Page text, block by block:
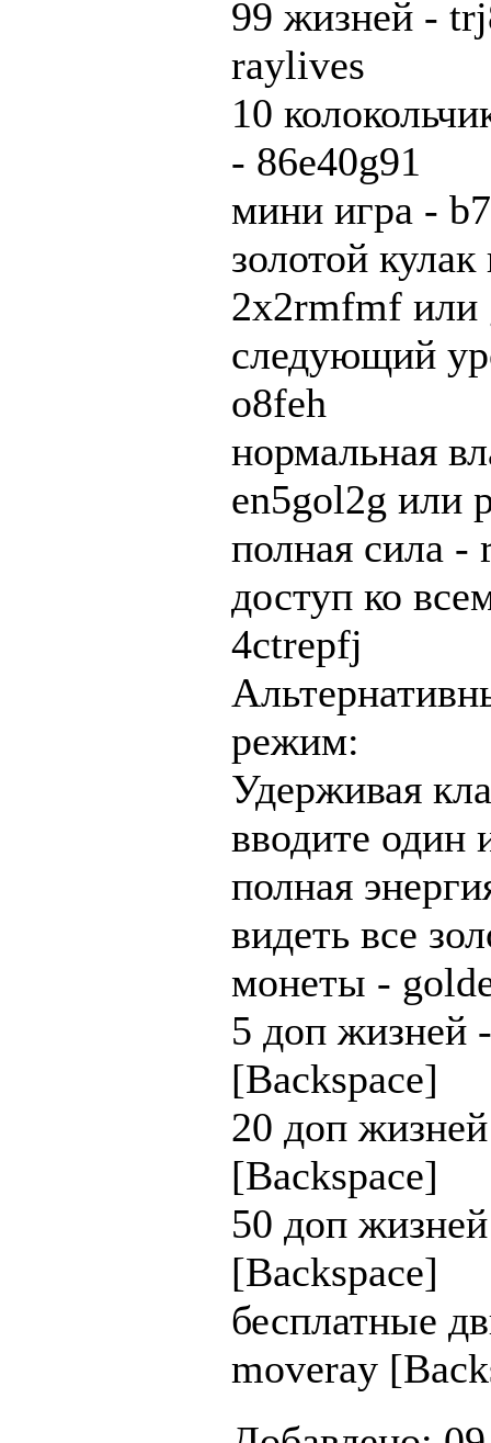
99 жизней -
raylives
10
- 86e40g91
мини игра -
золотой кулак
2x2rmfmf или
следующий
o8feh
нормальная
en5gol2g или
полная сила -
доступ ко
4ctrepfj
режим:
Удерживая
вводите один
полная
видеть все
монеты -
5 доп жизней
[Backspace]
20 доп
[Backspace]
50 доп
[Backspace]
бесплатные
moveray